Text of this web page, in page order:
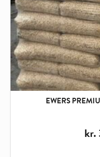
EWERS
kr.